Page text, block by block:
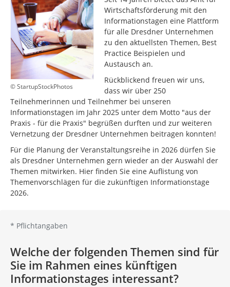
© StartupStockPhotos
Wirtschaftsförderung mit den
Informationstagen eine Plattform
für alle Dresdner Unternehmen
zu den aktuellsten Themen, Best
Practice Beispielen und
Austausch an.
Rückblickend freuen wir uns,
dass wir über 250
Teilnehmerinnen und Teilnehmer bei unseren
Informationstagen im Jahr 2025 unter dem Motto "aus der
Praxis - für die Praxis" begrüßen durften und zur weiteren
Vernetzung der Dresdner Unternehmen beitragen konnten!
Für die Planung der Veranstaltungsreihe in 2026 dürfen Sie
als Dresdner Unternehmen gern wieder an der Auswahl der
Themen mitwirken. Hier finden Sie eine Auflistung von
Themenvorschlägen für die zukünftigen Informationstage
2026.
* Pflichtangaben
Welche der folgenden Themen sind für
Sie im Rahmen eines künftigen
Informationstages interessant?